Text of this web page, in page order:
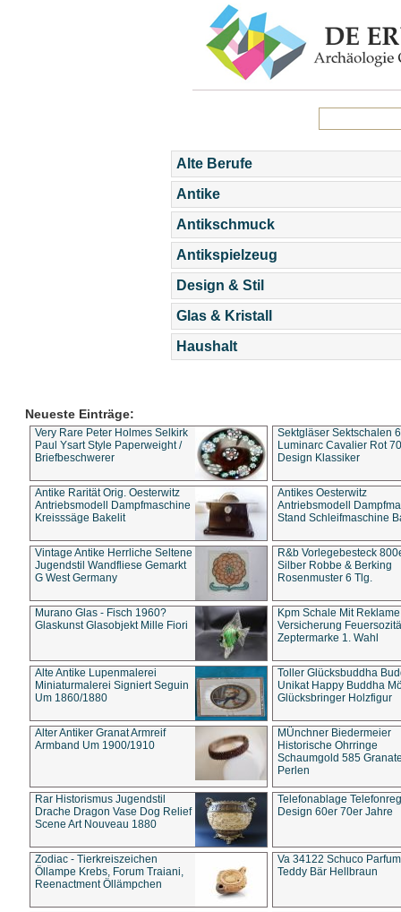
Alte Berufe
Antike
Antikschmuck
Antikspielzeug
Design & Stil
Glas & Kristall
Haushalt
Neueste Einträge:
Very Rare Peter Holmes Selkirk
Paul Ysart Style Paperweight /
Briefbeschwerer
Sektgläser Sektschalen
Luminarc Cavalier Rot
Design Klassiker
Antike Rarität Orig. Oesterwitz
Antriebsmodell Dampfmaschine
Kreisssäge Bakelit
Antikes Oesterwitz
Antriebsmodell
Stand Schleifmaschine
Vintage Antike Herrliche Seltene
Jugendstil Wandfliese Gemarkt
G West Germany
R&b Vorlegebesteck
Silber Robbe & Berking
Rosenmuster 6 Tlg.
Murano Glas - Fisch 1960?
Glaskunst Glasobjekt Mille Fiori
Kpm Schale Mit Reklame
Versicherung
Zeptermarke 1. Wahl
Alte Antike Lupenmalerei
Miniaturmalerei Signiert Seguin
Um 1860/1880
Toller Glücksbuddha
Unikat Happy Buddha
Glücksbringer Holzfigur
Alter Antiker Granat Armreif
Armband Um 1900/1910
MÜnchner Biedermeier
Historische Ohrringe
Schaumgold 585
Perlen
Rar Historismus Jugendstil
Drache Dragon Vase Dog Relief
Scene Art Nouveau 1880
Telefonablage
Design 60er 70er Jahre
Zodiac - Tierkreiszeichen
Öllampe Krebs, Forum Traiani,
Reenactment Öllämpchen
Va 34122 Schuco
Teddy Bär Hellbraun